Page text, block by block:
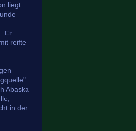
liegt
Er
reifte
Abaska
in der